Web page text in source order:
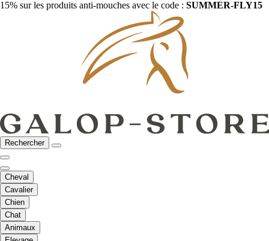
15% sur les produits anti-mouches avec le code : SUMMER-FLY15
Rechercher
Cheval
Cavalier
Chien
Chat
Animaux